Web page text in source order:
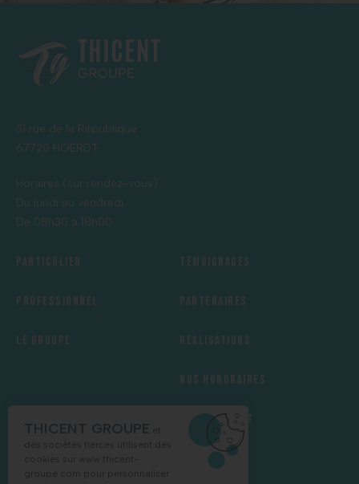
31 rue de la République
67720 HOERDT
Horaires (sur rendez-vous) :
Du lundi au vendredi
De 08h30 à 18h00
Particulier
Professionnel
Le groupe
Témoignages
Partenaires
Réalisations
Nos honoraires
Recrutement
THICENT GROUPE